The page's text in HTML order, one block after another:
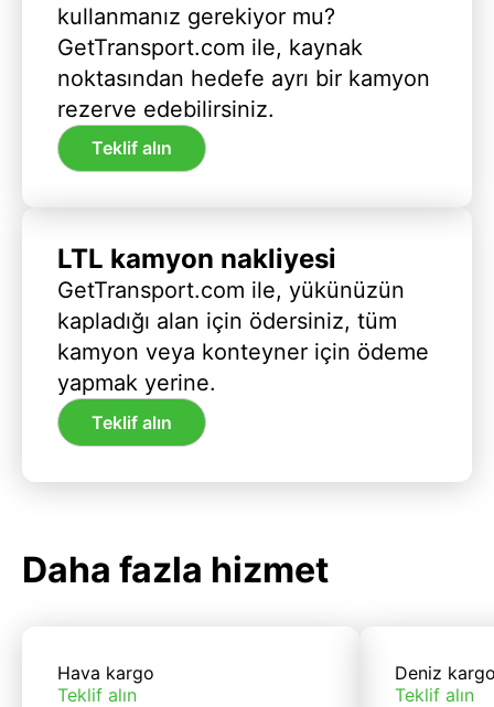
kullanmanız gerekiyor mu?
GetTransport.com ile, kaynak
noktasından hedefe ayrı bir kamyon
rezerve edebilirsiniz.
Teklif alın
LTL kamyon nakliyesi
GetTransport.com ile, yükünüzün
kapladığı alan için ödersiniz, tüm
kamyon veya konteyner için ödeme
yapmak yerine.
Teklif alın
Daha fazla hizmet
Hava kargo
Teklif alın
Deniz
Teklif alın